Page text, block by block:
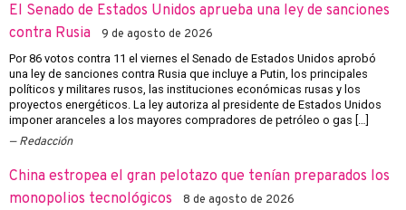
El Senado de Estados Unidos aprueba una ley de sanciones
contra Rusia
9 de agosto de 2026
Por 86 votos contra 11 el viernes el Senado de Estados Unidos aprobó
una ley de sanciones contra Rusia que incluye a Putin, los principales
políticos y militares rusos, las instituciones económicas rusas y los
proyectos energéticos. La ley autoriza al presidente de Estados Unidos
imponer aranceles a los mayores compradores de petróleo o gas […]
Redacción
China estropea el gran pelotazo que tenían preparados los
monopolios tecnológicos
8 de agosto de 2026